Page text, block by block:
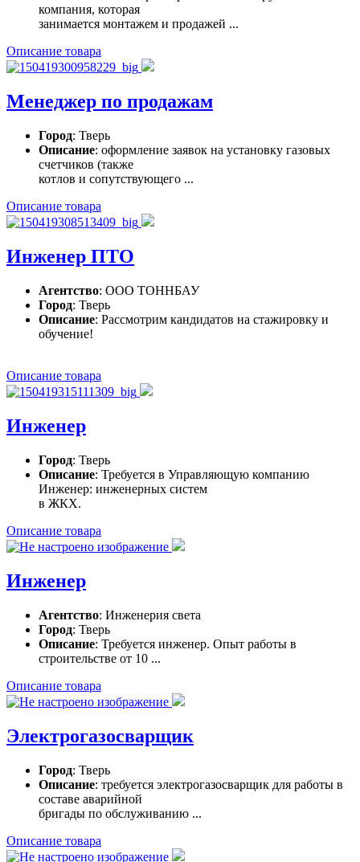
компания, которая
занимается монтажем и продажей ...
Описание товара
Менеджер по продажам
Город: Тверь
Описание: оформление заявок на установку газовых
счетчиков (также
котлов и сопутствующего ...
Описание товара
Инженер ПТО
Агентство: ООО ТОННБАУ
Город: Тверь
Описание: Рассмотрим кандидатов на стажировку и
обучение!
Описание товара
Инженер
Город: Тверь
Описание: Требуется в Управляющую компанию
Инженер: инженерных систем
в ЖКХ.
Описание товара
Инженер
Агентство: Инженерия света
Город: Тверь
Описание: Требуется инженер. Опыт работы в
строительстве от 10 ...
Описание товара
Электрогазосварщик
Город: Тверь
Описание: требуется электрогазосварщик для работы в
составе аварийной
бригады по обслуживанию ...
Описание товара